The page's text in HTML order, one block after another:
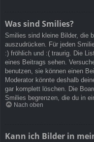
Was sind Smilies?
Smilies sind kleine Bilder, die
auszudrücken. Für jeden
:) fröhlich und :( traurig. Die
eines Beitrags sehen.
benutzen, sie können einen
Moderator könnte deshalb
gar komplett löschen. Die
Smilies begrenzen, die du in
Nach oben
Kann ich Bilder in